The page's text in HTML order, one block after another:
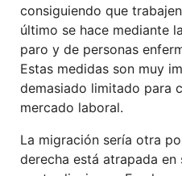
consiguiendo que
último se hace mediante
paro y de personas
Estas medidas son muy
demasiado limitado para
mercado laboral.
La migración sería otra
derecha está atrapada en